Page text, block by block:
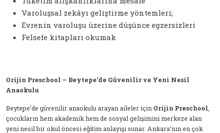
Varoluşsal zekâyı geliştirme yöntemleri;
Evrenin varoluşu üzerine düşünce egzersizleri
Felsefe kitapları okumak
Orijin Preschool – Beytepe’de Güvenilir ve Yeni Nesil
Anaokulu
Beytepe’de güvenilir anaokulu arayan aileler için Orijin Preschool
çocukların hem akademik hem de sosyal gelişimini merkeze alan
yeni nesil bir okul öncesi eğitim anlayışı sunar. Ankara’nın en çok